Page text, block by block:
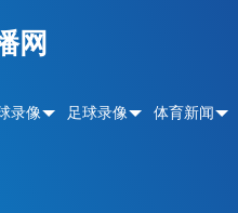
网
录像 足球录像 体育新闻